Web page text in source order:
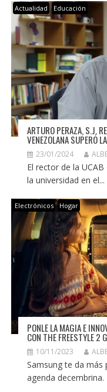
Actualidad Educación
ARTURO PERAZA, S.J.
VENEZOLANA SUPERÓ
23/01/2024
El rector de la
la universidad en el...
Electrónicos Hogar
PONLE LA MAGIA E
CON THE FREESTYLE 2
10/11/2023
Samsung te da
agenda